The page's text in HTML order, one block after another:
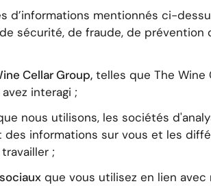
d’informations mentionnés ci-
sécurité, de fraude, de
Cellar Group, telles que The Wine
interagi ;
nous utilisons, les sociétés
informations sur vous et les
;
que vous utilisez en lien